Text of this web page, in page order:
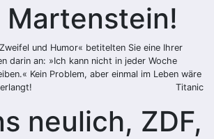
Martenstein!
und Humor« betitelten Sie eine Ihrer
darin an: »Ich kann nicht in jeder Woche
Kein Problem, aber einmal im Leben wäre
Titanic
neulich, ZDF,